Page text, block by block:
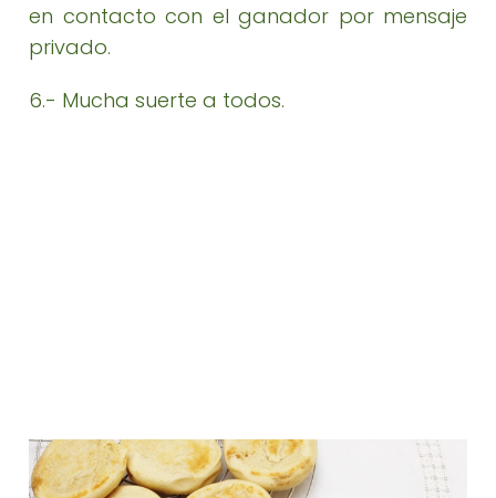
en contacto con el ganador por mensaje
privado.
6.- Mucha suerte a todos.